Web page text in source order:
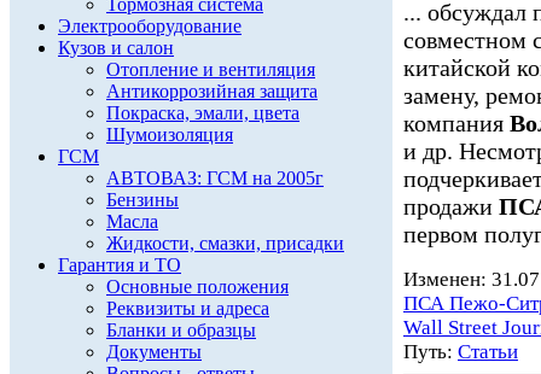
Тормозная система
Электрооборудование
Кузов и салон
Отопление и вентиляция
Антикоррозийная защита
Покраска, эмали, цвета
Шумоизоляция
ГСМ
АВТОВАЗ: ГСМ на 2005г
Бензины
Масла
Жидкости, смазки, присадки
Гарантия и ТО
Основные положения
Реквизиты и адреса
Бланки и образцы
Документы
... обсуждал
совместном
китайской
замену,
компания
и др.
продажи
первом
Изменен:
ПСА Пежо-
Wall Street
Путь: Статьи